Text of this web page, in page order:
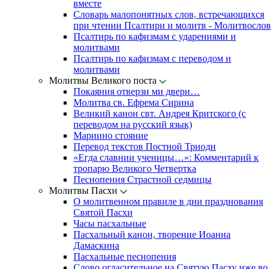
вместе
Словарь малопонятных слов, встречающихся
при чтении Псалтири и молитв - Молитвослов
Псалтирь по кафизмам с ударениями и
молитвами
Псалтирь по кафизмам с переводом и
молитвами
Молитвы Великого поста
Покаяния отверзи ми двери…
Молитва св. Ефрема Сирина
Великий канон свт. Андрея Критского (с
переводом на русский язык)
Мариино стояние
Перевод текстов Постной Триоди
«Егда славнии ученицы…»: Комментарий к
тропарю Великого Четвертка
Песнопения Страстной седмицы
Молитвы Пасхи
О молитвенном правиле в дни празднования
Святой Пасхи
Часы пасхальные
Пасхальный канон, творение Иоанна
Дамаскина
Пасхальные песнопения